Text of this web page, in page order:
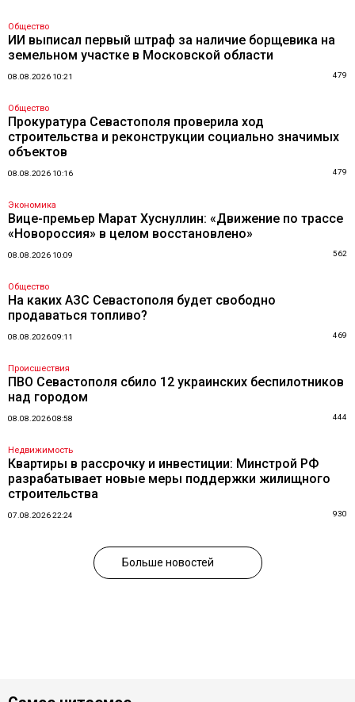
Общество
ИИ выписал первый штраф за наличие борщевика на
земельном участке в Московской области
08.08.2026 10:21 479
Общество
Прокуратура Севастополя проверила ход
строительства и реконструкции социально значимых
объектов
08.08.2026 10:16 479
Экономика
Вице-премьер Марат Хуснуллин: «Движение по трассе
«Новороссия» в целом восстановлено»
08.08.2026 10:09 562
Общество
На каких АЗС Севастополя будет свободно
продаваться топливо?
08.08.2026 09:11 469
Происшествия
ПВО Севастополя сбило 12 украинских беспилотников
над городом
08.08.2026 08:58 444
Недвижимость
Квартиры в рассрочку и инвестиции: Минстрой РФ
разрабатывает новые меры поддержки жилищного
строительства
07.08.2026 22:24 930
Больше новостей